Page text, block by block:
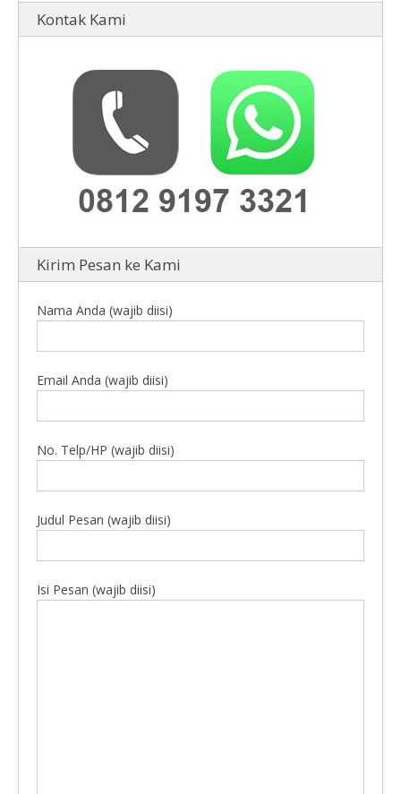
Kontak Kami
Kirim Pesan ke Kami
Nama Anda (wajib diisi)
Email Anda (wajib diisi)
No. Telp/HP (wajib diisi)
Judul Pesan (wajib diisi)
Isi Pesan (wajib diisi)